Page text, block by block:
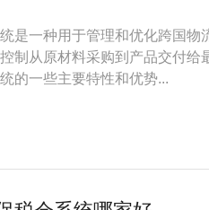
是一种用于管理和优化跨国
制从原材料采购到产品交付
的一些主要特性和优势...